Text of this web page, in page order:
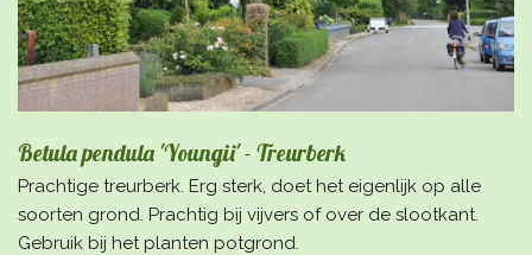
Betula pendula 'Youngii' - Treurberk
Prachtige treurberk. Erg sterk, doet het eigenlijk op alle
soorten grond. Prachtig bij vijvers of over de slootkant.
Gebruik bij het planten potgrond.